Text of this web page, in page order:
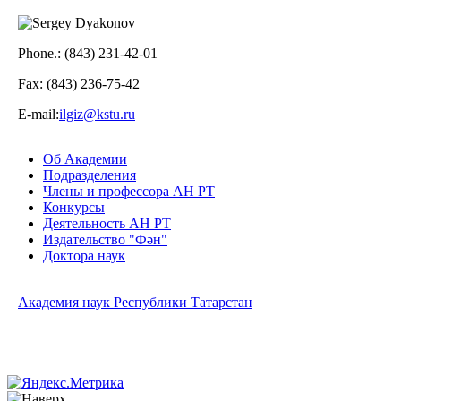
Phone.: (843) 231-42-01
Fax: (843) 236-75-42
Е-mail:ilgiz@kstu.ru
Об Академии
Подразделения
Члены и профессора АН РТ
Конкурсы
Деятельность АН РТ
Издательство "Фән"
Доктора наук
Академия наук Республики Татарстан